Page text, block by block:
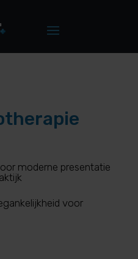
moderne presentatie
voor